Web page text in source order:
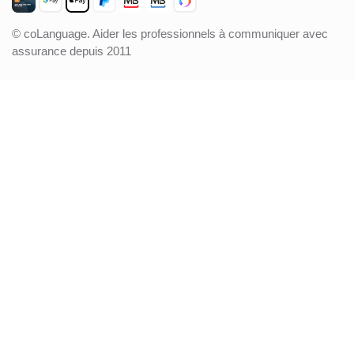
© coLanguage. Aider les professionnels à communiquer avec
assurance depuis 2011